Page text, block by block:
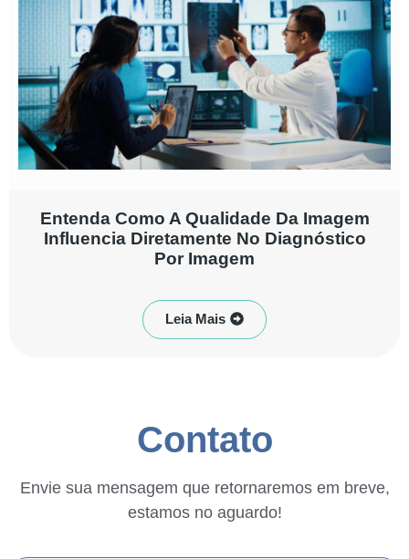
Entenda Como A Qualidade Da Imagem
Influencia Diretamente No Diagnóstico
Por Imagem
Leia Mais
Contato
Envie sua mensagem que retornaremos em breve,
estamos no aguardo!